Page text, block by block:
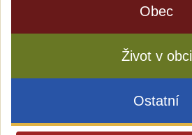
Obec
Život v obci
Ostatní